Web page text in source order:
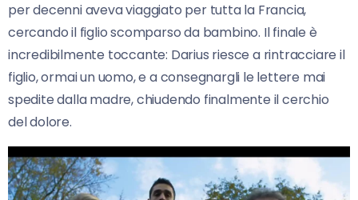
per decenni aveva viaggiato per tutta la Francia,
cercando il figlio scomparso da bambino. Il finale è
incredibilmente toccante: Darius riesce a rintracciare il
figlio, ormai un uomo, e a consegnargli le lettere mai
spedite dalla madre, chiudendo finalmente il cerchio
del dolore.